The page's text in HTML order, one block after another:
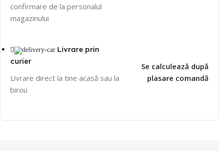
confirmare de la personalul
magazinului
Livrare prin
curier
Livrare direct la tine acasă sau la
birou
Se calculează după
plasare comandă